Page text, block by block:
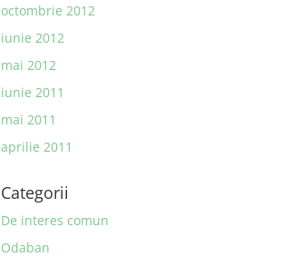
octombrie 2012
iunie 2012
mai 2012
iunie 2011
mai 2011
aprilie 2011
Categorii
De interes comun
Odaban